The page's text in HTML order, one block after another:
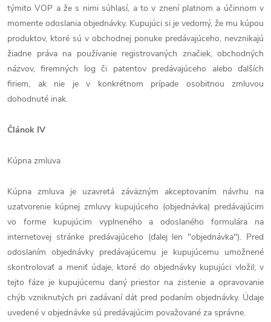
týmito VOP a že s nimi súhlasí, a to v znení platnom a účinnom v
momente odoslania objednávky. Kupujúci si je vedomý, že mu kúpou
produktov, ktoré sú v obchodnej ponuke predávajúceho, nevznikajú
žiadne práva na používanie registrovaných značiek, obchodných
názvov, firemných log či patentov predávajúceho alebo ďalších
firiem, ak nie je v konkrétnom prípade osobitnou zmluvou
dohodnuté inak.
Článok IV
Kúpna zmluva
Kúpna zmluva je uzavretá záväzným akceptovaním návrhu na
uzatvorenie kúpnej zmluvy kupujúceho (objednávka) predávajúcim
vo forme kupujúcim vyplneného a odoslaného formulára na
internetovej stránke predávajúceho (ďalej len "objednávka"). Pred
odoslaním objednávky predávajúcemu je kupujúcemu umožnené
skontrolovať a meniť údaje, ktoré do objednávky kupujúci vložil; v
tejto fáze je kupujúcemu daný priestor na zistenie a opravovanie
chýb vzniknutých pri zadávaní dát pred podaním objednávky. Údaje
uvedené v objednávke sú predávajúcim považované za správne.